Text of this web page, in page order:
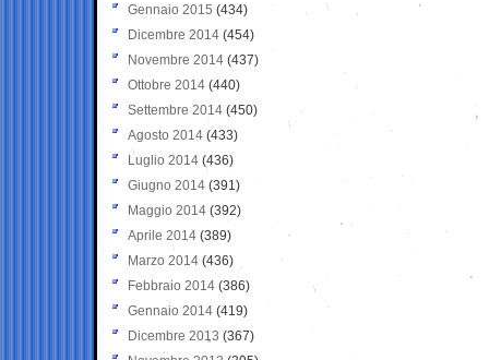
Gennaio 2015 (434)
Dicembre 2014 (454)
Novembre 2014 (437)
Ottobre 2014 (440)
Settembre 2014 (450)
Agosto 2014 (433)
Luglio 2014 (436)
Giugno 2014 (391)
Maggio 2014 (392)
Aprile 2014 (389)
Marzo 2014 (436)
Febbraio 2014 (386)
Gennaio 2014 (419)
Dicembre 2013 (367)